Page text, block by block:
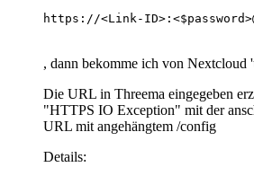
https://<Link-
, dann bekomme ich von Nextcloud
Die URL in Threema eingegeben
"HTTPS IO Exception" mit der
URL mit angehängtem /config
Details: